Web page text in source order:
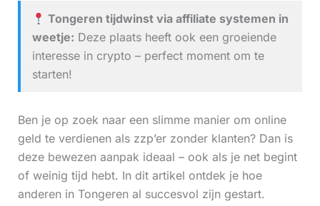
Tongeren tijdwinst via affiliate systemen in
weetje: Deze plaats heeft ook een groeiende
interesse in crypto – perfect moment om te
starten!
Ben je op zoek naar een slimme manier om online
geld te verdienen als zzp’er zonder klanten? Dan is
deze bewezen aanpak ideaal – ook als je net begint
of weinig tijd hebt. In dit artikel ontdek je hoe
anderen in Tongeren al succesvol zijn gestart.